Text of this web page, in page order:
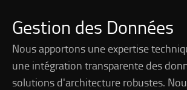
Gestion des Données
Nous apportons une expertise
une intégration transparente des
solutions d'architecture robustes.